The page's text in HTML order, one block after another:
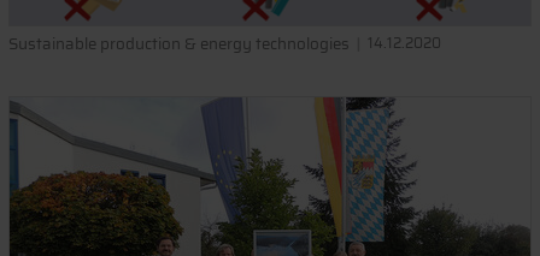
Sustainable production & energy technologies 14.12.2020